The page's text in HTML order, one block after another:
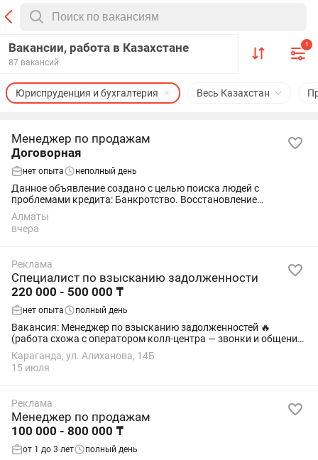
Вакансии, работа в Казахстане
87 вакансий
1
Весь Казахстан
Юриспруденция и бухгалтерия
Менеджер по продажам
Договорная
нет опыта неполный день
Данное объявление создано с целью поиска людей с
проблемами кредита: Банкротство. Восстановление
платежеспособности. Внесудебное банкротство. Отмена
нотариальных надписей. Если есть такая потребность...
Алматы
вчера
Реклама
Специалист по взысканию задолженности
220 000 - 500 000 ₸
нет опыта полный день
Вакансия: Менеджер по взысканию задолженностей 🔥
(работа схожа с оператором колл-центра — звонки и общение
с клиентами) ✨ Условия работы: ✅ График 5/2 — с 09:00 до
18:00 ✅ Обед с 13:00 до...
Караганда, ул. Алиханова, 14Б
15 июля
Реклама
Менеджер по продажам
100 000 - 800 000 ₸
от 1 до 3 лет полный день